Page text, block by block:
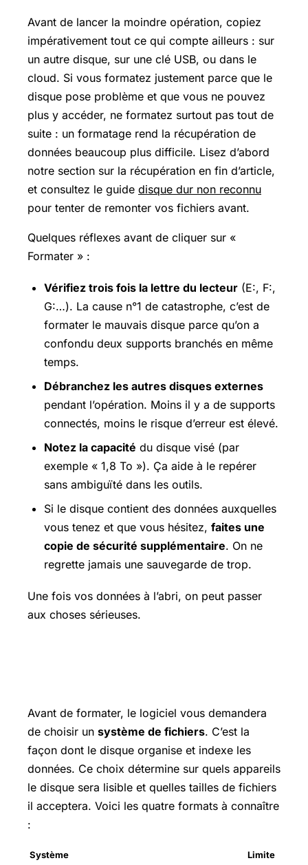
Avant de lancer la moindre opération, copiez
impérativement tout ce qui compte ailleurs : sur
un autre disque, sur une clé USB, ou dans le
cloud. Si vous formatez justement parce que le
disque pose problème et que vous ne pouvez
plus y accéder, ne formatez surtout pas tout de
suite : un formatage rend la récupération de
données beaucoup plus difficile. Lisez d’abord
notre section sur la récupération en fin d’article,
et consultez le guide disque dur non reconnu
pour tenter de remonter vos fichiers avant.
Quelques réflexes avant de cliquer sur «
Formater » :
Vérifiez trois fois la lettre du lecteur (E:, F:,
G:…). La cause n°1 de catastrophe, c’est de
formater le mauvais disque parce qu’on a
confondu deux supports branchés en même
temps.
Débranchez les autres disques externes
pendant l’opération. Moins il y a de supports
connectés, moins le risque d’erreur est élevé.
Notez la capacité du disque visé (par
exemple « 1,8 To »). Ça aide à le repérer
sans ambiguïté dans les outils.
Si le disque contient des données auxquelles
vous tenez et que vous hésitez, faites une
copie de sécurité supplémentaire. On ne
regrette jamais une sauvegarde de trop.
Une fois vos données à l’abri, on peut passer
aux choses sérieuses.
Avant de formater, le logiciel vous demandera
de choisir un système de fichiers. C’est la
façon dont le disque organise et indexe les
données. Ce choix détermine sur quels appareils
le disque sera lisible et quelles tailles de fichiers
il acceptera. Voici les quatre formats à connaître
:
Système
Limite